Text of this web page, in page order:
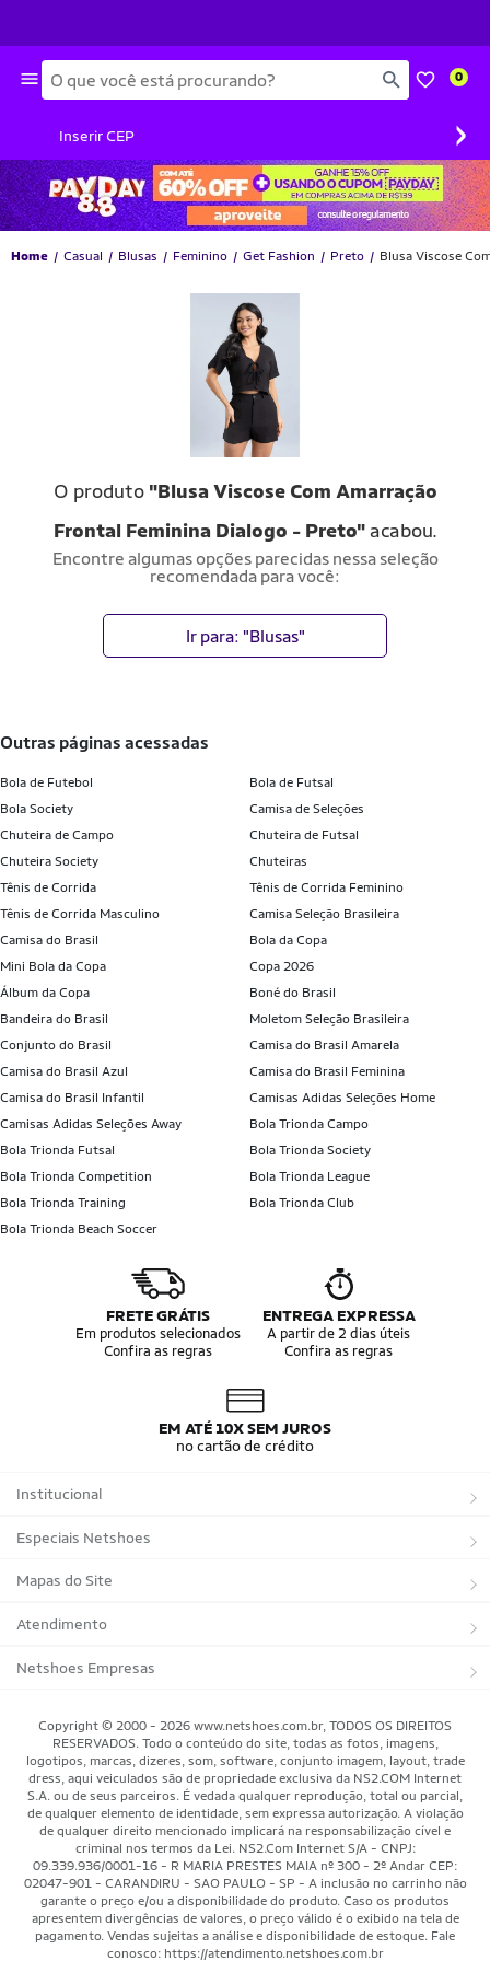
Busca 0
Inserir CEP ›
Home Casual Blusas Feminino Get Fashion Preto Blusa Viscose
O produto "Blusa Viscose Com Amarração
Frontal Feminina Dialogo - Preto"acabou.
Encontre algumas opções parecidas nessa seleção
recomendada para você:
Ir para: "Blusas"
outras páginas acessadas
Bola de Futebol
Bola de Futsal
Bola Society
Camisa de Seleções
Chuteira de Campo
Chuteira de Futsal
Chuteira Society
Chuteiras
Tênis de Corrida
Tênis de Corrida Feminino
Tênis de Corrida Masculino
Camisa Seleção Brasileira
Camisa do Brasil
Bola da Copa
Mini Bola da Copa
Copa 2026
Álbum da Copa
Boné do Brasil
Bandeira do Brasil
Moletom Seleção Brasileira
Conjunto do Brasil
Camisa do Brasil Amarela
Camisa do Brasil Azul
Camisa do Brasil Feminina
Camisa do Brasil Infantil
Camisas Adidas Seleções Home
Camisas Adidas Seleções Away
Bola Trionda Campo
Bola Trionda Futsal
Bola Trionda Society
Bola Trionda Competition
Bola Trionda League
Bola Trionda Training
Bola Trionda Club
Bola Trionda Beach Soccer
FRETE GRÁTIS
Em produtos selecionados
Confira as regras
ENTREGA EXPRESSA
A partir de 2 dias úteis
Confira as regras
EM ATÉ 10X SEM JUROS
no cartão de crédito
Institucional
Sobre a Netshoes
Política de Privacidade
Programa de Afiliados
Regulamentos
Programa de Integridade
Blog
Black Friday Magalu
Black Friday Netshoes
Lojas Físicas
Especiais Netshoes
Suplementos
Corrida
Bicicletas
Basquete
Motorsport
Saúde Bem-Estar
Aventura
Mundo das Raquetes
Mapas do Site
Marcas
Tipos de Produtos
Atendimento
Trocas e devoluções
Minha Conta
Meus Pedidos
Pagamentos
Cancelamentos
Segurança & Privacidade
Como Comprar
Netshoes Empresas
Copyright © 2000 - 2026 www.netshoes.com.br, TODOS OS DIREITOS
RESERVADOS. Todo o conteúdo do site, todas as fotos, imagens,
logotipos, marcas, dizeres, som, software, conjunto imagem, layout, trade
dress, aqui veiculados são de propriedade exclusiva da NS2.COM Internet
S.A. ou de seus parceiros. É vedada qualquer reprodução, total ou parcial,
de qualquer elemento de identidade, sem expressa autorização. A violação
de qualquer direito mencionado implicará na responsabilização cível e
criminal nos termos da Lei. NS2.Com Internet S/A - CNPJ:
09.339.936/0001-16 - R MARIA PRESTES MAIA nº 300 - 2º Andar CEP:
02047-901 - CARANDIRU - SAO PAULO - SP - A inclusão no carrinho não
garante o preço e/ou a disponibilidade do produto. Caso os produtos
apresentem divergências de valores, o preço válido é o exibido na tela de
pagamento. Vendas sujeitas a análise e disponibilidade de estoque. Fale
conosco: https://atendimento.netshoes.com.br